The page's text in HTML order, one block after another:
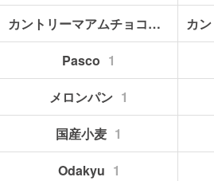
カントリーマアムチョコブラウニー
Pasco 1
メロンパン 1
国産小麦 1
Odakyu 1